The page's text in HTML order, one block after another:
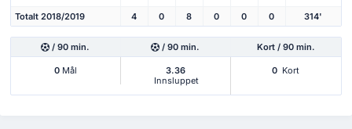
Totalt 2018/2019 4 0 8 0 0 0 314'
/ 90 min. / 90 min. Kort / 90 min.
0Mål
3.36
Innsluppet
0 Kort